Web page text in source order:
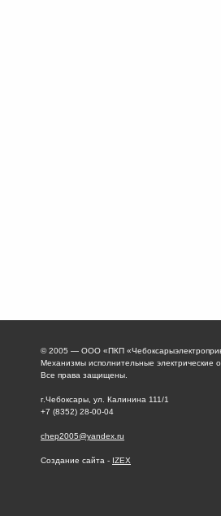
© 2005 — ООО «ПКП
Механизмы исполнительные электрические
Все права защищены.
г.Чебоксары, ул. Калинина 111/1
+7 (8352) 28-00-04
chep2005@yandex.ru
Создание сайта - IZEX